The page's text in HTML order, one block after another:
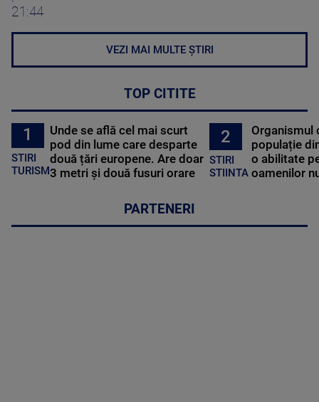
21:44
VEZI MAI MULTE ȘTIRI
TOP CITITE
1
STIRI
TURISM
Unde se află cel mai scurt
pod din lume care desparte
două țări europene. Are doar
3 metri și două fusuri orare
2
STIRI
STIINTA
Organismul
populație
o abilitate
oamenilor
PARTENERI